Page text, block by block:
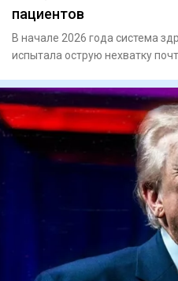
пациентов
В начале 2026 года система
испытала острую нехватку